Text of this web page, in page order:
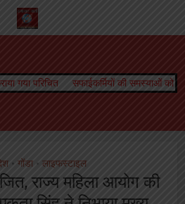
की समस्याओं को लेकर डीपीआरओ से मिले जिलाध्यक्ष,
• गोंडा • लाइफस्टाइल
राज्य महिला आयोग की